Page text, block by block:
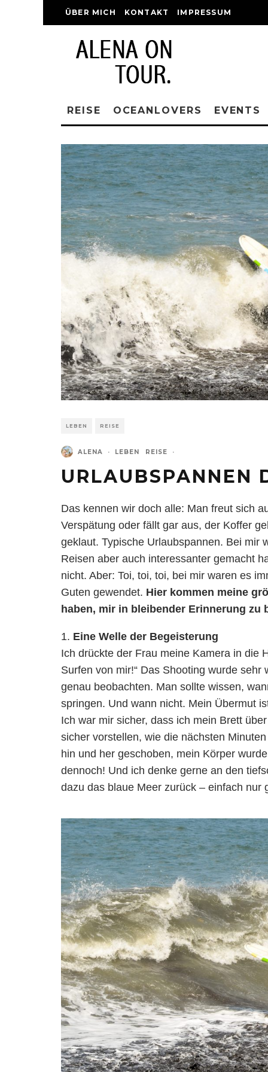
ÜBER MICH KONTAKT IMPRESSUM
REISE OCEANLOVERS EVENTS
LEBEN REISE
ALENA · LEBEN REISE ·
URLAUBSPANNEN
Das kennen wir doch alle: Man freut sich
Verspätung oder fällt gar aus, der Koffer
geklaut. Typische Urlaubspannen. Bei mir
Reisen aber auch interessanter gemacht
nicht. Aber: Toi, toi, toi, bei mir waren es
Guten gewendet. Hier kommen meine
haben, mir in bleibender Erinnerung zu
Eine Welle der Begeisterung
Ich drückte der Frau meine Kamera in die
Surfen von mir!“ Das Shooting wurde
genau beobachten. Man sollte wissen,
springen. Und wann nicht. Mein Übermut
Ich war mir sicher, dass ich mein Brett
sicher vorstellen, wie die nächsten
hin und her geschoben, mein Körper
dennoch! Und ich denke gerne an den
dazu das blaue Meer zurück – einfach nur